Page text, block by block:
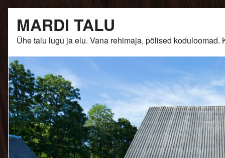
content
MARDI TALU
Ühe talu lugu ja elu. Vana rehimaja, põlised